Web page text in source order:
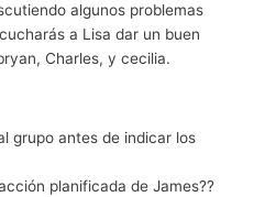
algunos problemas
a Lisa dar un buen
Charles, y cecilia.
grupo antes de indicar los
planificada de James??